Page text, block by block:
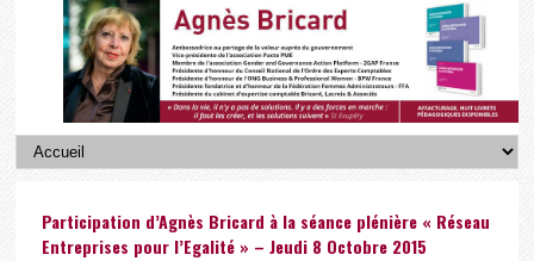
Participation d’Agnès Bricard à la séance plénière « Réseau
Entreprises pour l’Egalité » – Jeudi 8 Octobre 2015